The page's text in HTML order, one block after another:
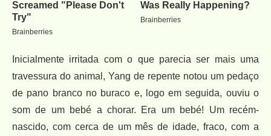
Inicialmente irritada com o que parecia ser mais uma
travessura do animal, Yang de repente notou um pedaço
de pano branco no buraco e, logo em seguida, ouviu o
som de um bebé a chorar. Era um bebé! Um recém-
nascido, com cerca de um mês de idade, fraco, com a